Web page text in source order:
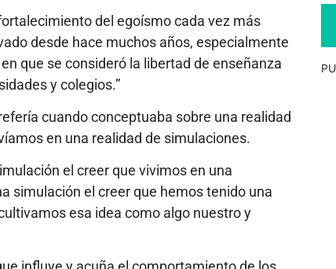
del egoísmo cada vez más
desde hace muchos años, especialmente
que se consideró la libertad de enseñanza
y colegios.”
cuando conceptuaba sobre una realidad
en una realidad de simulaciones.
el creer que vivimos en una
simulación el creer que hemos tenido una
esa idea como algo nuestro y